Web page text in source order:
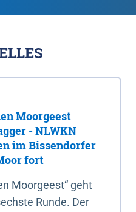
Moorgeest
- NLWKN
im Bissendorfer
fort
Moorgeest“ geht
Runde. Der